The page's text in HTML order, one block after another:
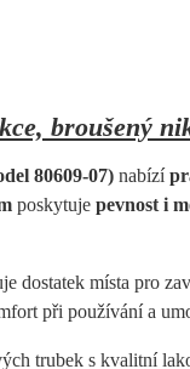
broušený
80609-07)nabízí
poskytuje pevnost i
dostatek místa pro
při používání a
trubek s kvalitní